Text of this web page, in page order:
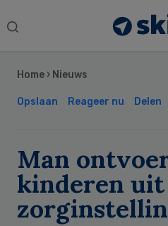
Search
Home › Nieuws
Opslaan Reageer nu Delen
Man
kinderen uit
Sidebar